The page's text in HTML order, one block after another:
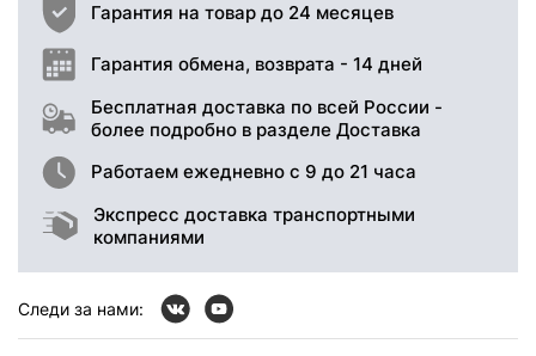
Гарантия на товар до 24 месяцев
Гарантия обмена, возврата - 14 дней
Бесплатная доставка по всей России -
более подробно в разделе Доставка
Работаем ежедневно с 9 до 21 часа
Экспресс доставка транспортными
компаниями
Следи за нами: